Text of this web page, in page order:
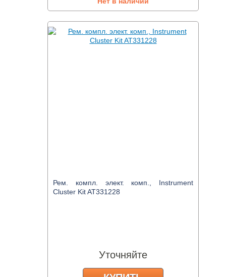
Рем. компл. элект. комп., Instrument
Cluster Kit AT331228
Уточняйте